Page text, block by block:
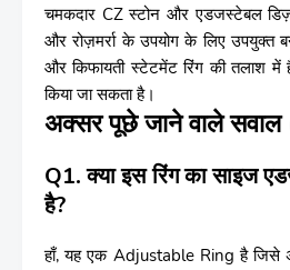
चमकदार CZ स्टोन और एडजस्टेबल
और रोज़मर्रा के उपयोग के लिए उपयुक्त
और किफायती स्टेटमेंट रिंग की तलाश में
किया जा सकता है।
अक्सर पूछे जाने वाले
Q1. क्या इस रिंग का साइज
है?
हाँ, यह एक Adjustable Ring है